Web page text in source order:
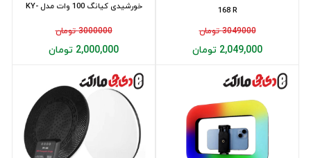
خورشیدی کیانگ 100 وات مدل KY-
100W
3000000 تومان
2,000,000 تومان
168 R
3049000 تومان
2,049,000 تومان